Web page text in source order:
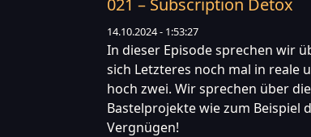
021 – Subscription Detox
14.10.2024 - 1:53:27
In dieser Episode sprechen wir
sich Letzteres noch mal in reale
hoch zwei. Wir sprechen über
Bastelprojekte wie zum Beispiel
Vergnügen!